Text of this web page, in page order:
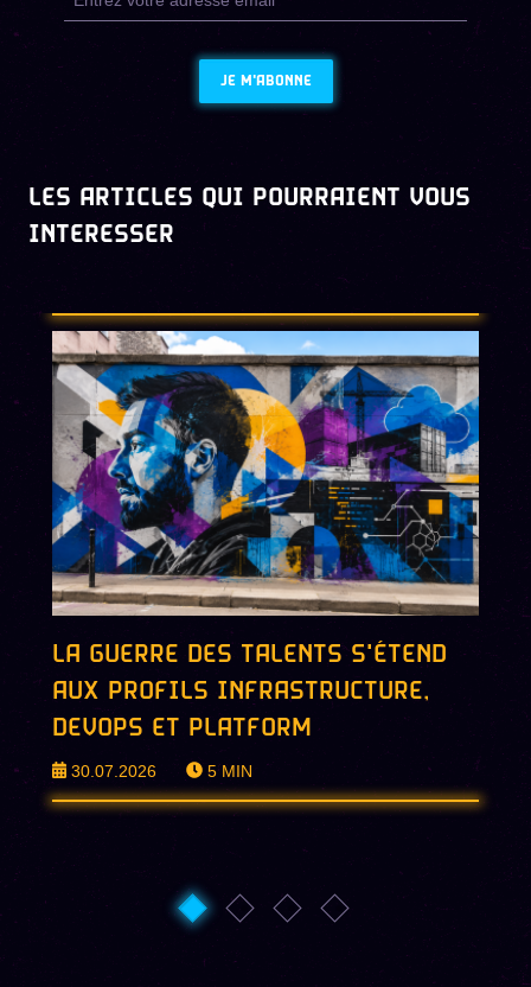
JE M'ABONNE
LES ARTICLES QUI POURRAIENT VOUS
INTERESSER
LA GUERRE DES TALENTS S'ÉTEND
AUX PROFILS INFRASTRUCTURE,
DEVOPS ET PLATFORM
30.07.2026 5 MIN